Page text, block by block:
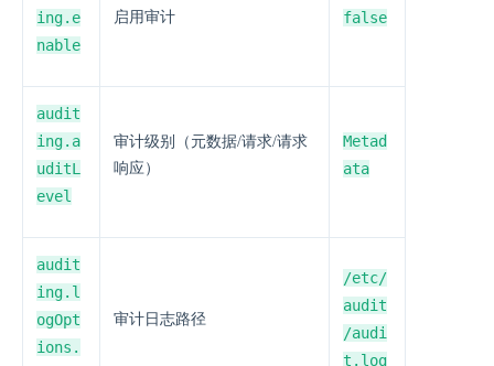
ing.e
nable
启用审计 false
audit
ing.a
uditL
evel
审计级别（元数据/请求/请求
响应）
Metad
ata
audit
ing.l
ogOpt
ions.
审计日志路径
/etc/
audit
/audi
t.log